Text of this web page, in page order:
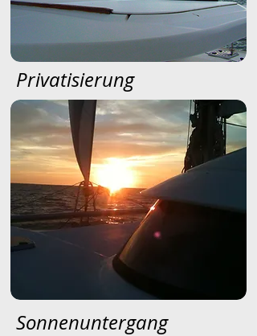
Privatisierung
Sonnenuntergang